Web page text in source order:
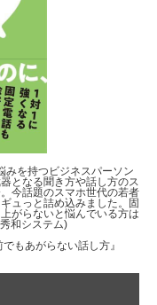
みを持つビジネスパーソン
となる聞き方や話し方のス
今話題のスマホ世代の若者
ュっと詰め込みました。固
がらないと悩んでいる方は
和システム)
もあがらない話し方』